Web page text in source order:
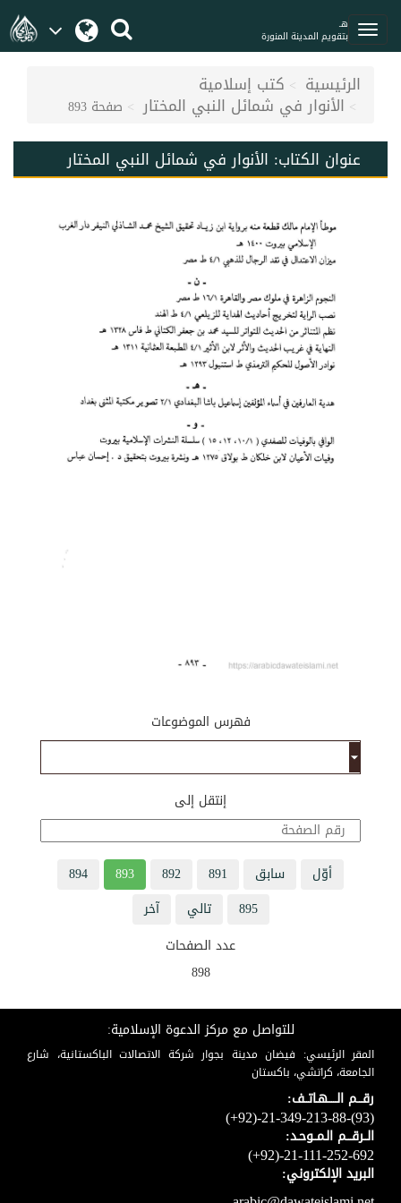
هـ
بتقويم المدينة المنورة
الرئيسية كتب إسلامية
الأنوار في شمائل النبي المختار صفحة 893
عنوان الكتاب: الأنوار في شمائل النبي المختار
فهرس الموضوعات
إنتقل إلى
أوّل سابق 891
892
893
894
895
تالي
آخر
عدد الصفحات
898
للتواصل مع مركز الدعوة الإسلامية:
المقر الرئيسي: فيضان مدينة بجوار شركة الاتصالات الباكستانية، شارع
الجامعة، كراتشي، باكستان
رقـــم الـــــهـاتــف:
(+92)-21-349-213-88-(93)
الــرقـــم الـمــوحـد:
(+92)-21-111-252-692
البريد الإلكتروني: